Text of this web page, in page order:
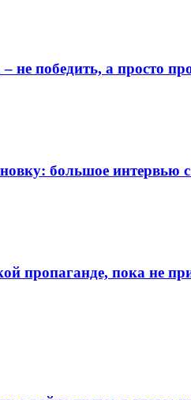
не победить, а просто
большое
пропаганде, пока не